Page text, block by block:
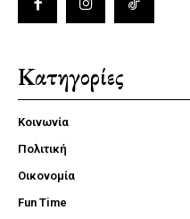
Κατηγορίες
Κοινωνία
Πολιτική
Οικονομία
Fun Time